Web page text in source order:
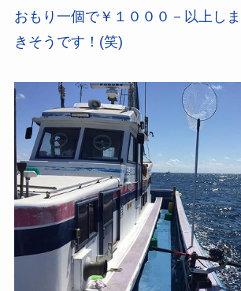
おもり一個で￥１０００－以上し
きそうです！(笑)